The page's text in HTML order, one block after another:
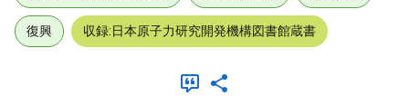
復興 収録:日本原子力研究開発機構図書館蔵書